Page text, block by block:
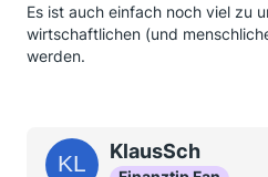
Es ist auch einfach noch viel zu
wirtschaftlichen (und
werden.
KlausSch